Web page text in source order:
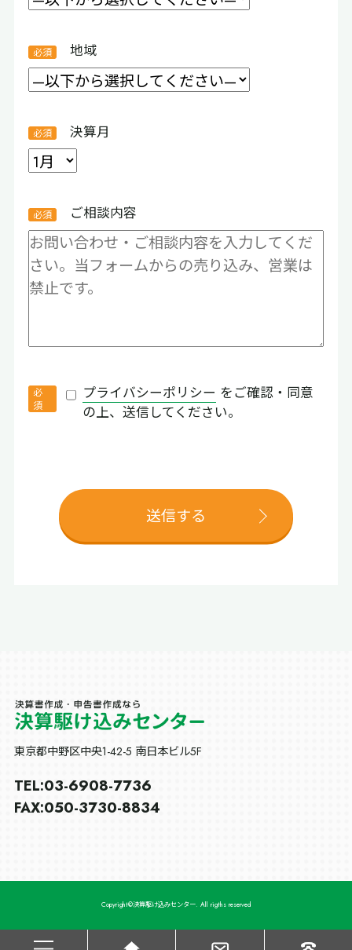
地域
決算月
ご相談内容
プライバシーポリシー をご確認・同意
の上、送信してください。
東京都中野区中央1-42-5 南日本ビル5F
TEL:03-6908-7736
FAX:050-3730-8834
Copyright©️決算駆け込みセンター. All rigths reserved